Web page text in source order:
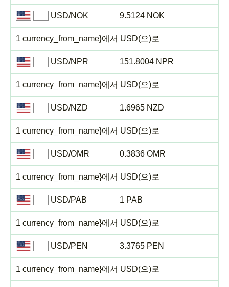
USD/NOK
1 currency_from_name}에서 USD(으)로
9.5124 NOK
USD/NPR
1 currency_from_name}에서 USD(으)로
151.8004 NPR
USD/NZD
1 currency_from_name}에서 USD(으)로
1.6965 NZD
USD/OMR
1 currency_from_name}에서 USD(으)로
0.3836 OMR
USD/PAB
1 currency_from_name}에서 USD(으)로
1 PAB
USD/PEN
1 currency_from_name}에서 USD(으)로
3.3765 PEN